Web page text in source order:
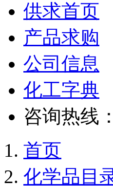
供求首页
产品求购
公司信息
化工字典
咨询热线：
首页
化学品目